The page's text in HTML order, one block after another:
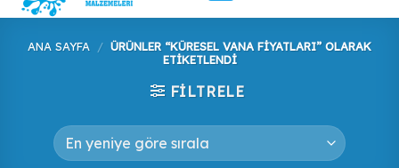
ANA SAYFA / ÜRÜNLER “KÜRESEL VANA FIYATLARI” OLARAK
ETIKETLENDI
FILTRELE